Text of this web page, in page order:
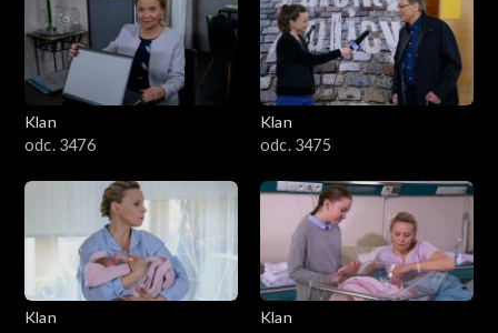
401–500
301–400
201–300
101–200
1–100
Klan
odc. 3476
Klan
odc. 3475
Klan
Klan